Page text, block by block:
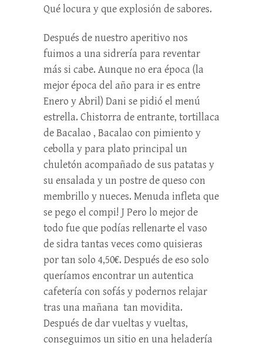
Qué locura y que explosión de sabores.
Después de nuestro aperitivo nos
fuimos a una sidrería para reventar
más si cabe. Aunque no era época (la
mejor época del año para ir es entre
Enero y Abril) Dani se pidió el menú
estrella. Chistorra de entrante, tortillaca
de Bacalao , Bacalao con pimiento y
cebolla y para plato principal un
chuletón acompañado de sus patatas y
su ensalada y un postre de queso con
membrillo y nueces. Menuda infleta que
se pego el compi! J Pero lo mejor de
todo fue que podías rellenarte el vaso
de sidra tantas veces como quisieras
por tan solo 4,50€. Después de eso solo
queríamos encontrar un autentica
cafetería con sofás y podernos relajar
tras una mañana tan movidita.
Después de dar vueltas y vueltas,
conseguimos un sitio en una heladería